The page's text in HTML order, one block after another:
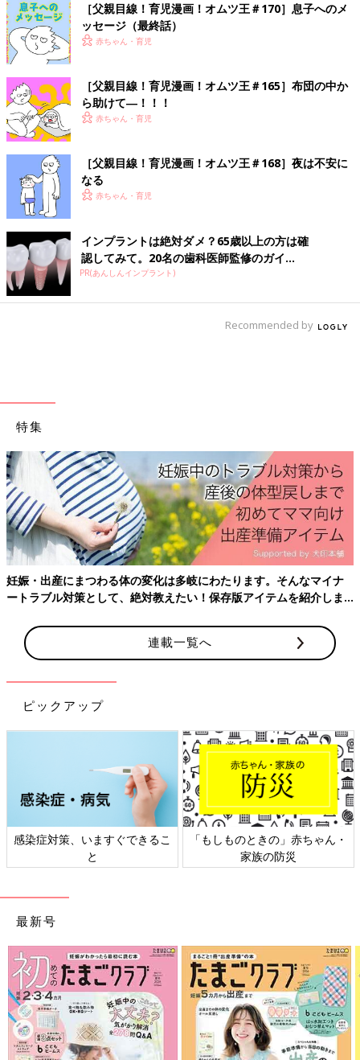
［父親目線！育児漫画！オムツ王＃170］息子へのメ
ッセージ（最終話）
赤ちゃん・育児
［父親目線！育児漫画！オムツ王＃165］布団の中か
ら助けて―！！！
赤ちゃん・育児
［父親目線！育児漫画！オムツ王＃168］夜は不安に
なる
赤ちゃん・育児
インプラントは絶対ダメ？65歳以上の方は確
認してみて。20名の歯科医師監修のガイ...
PR(あんしんインプラント)
Recommended by
特集
妊娠・出産にまつわる体の変化は多岐にわたります。そんなマイナ
ートラブル対策として、絶対教えたい！保存版アイテムを紹介しま
連載一覧へ
ピックアップ
感染症対策、いますぐできるこ
と
「もしものときの」赤ちゃん・
家族の防災
最新号